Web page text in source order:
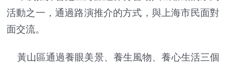
活動之一，通過路演推介的方式，與上海市民面對
面交流。
黃山區通過養眼美景、養生風物、養心生活三個